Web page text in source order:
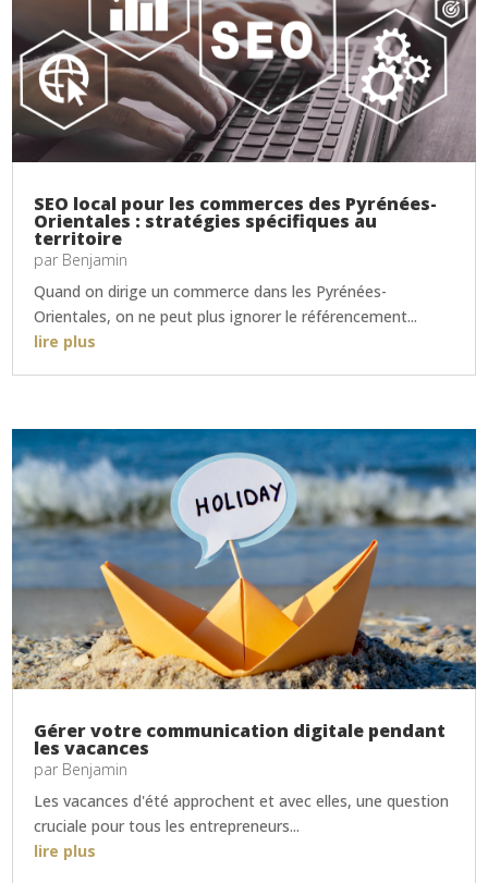
SEO local pour les commerces des Pyrénées-
Orientales : stratégies spécifiques au
territoire
par Benjamin
Quand on dirige un commerce dans les Pyrénées-
Orientales, on ne peut plus ignorer le référencement...
lire plus
Gérer votre communication digitale pendant
les vacances
par Benjamin
Les vacances d'été approchent et avec elles, une question
cruciale pour tous les entrepreneurs...
lire plus